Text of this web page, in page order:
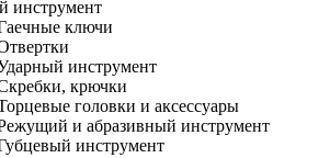
инструмент
ключи
инструмент
крючки
головки и аксессуары
и абразивный инструмент
инструмент